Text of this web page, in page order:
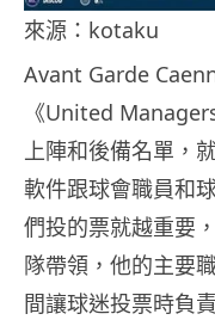
來源：kotaku
Avant Garde
《United
上陣和後備名單，
軟件跟球會職員和
們投的票就越重要
隊帶領，他的主要
間讓球迷投票時負